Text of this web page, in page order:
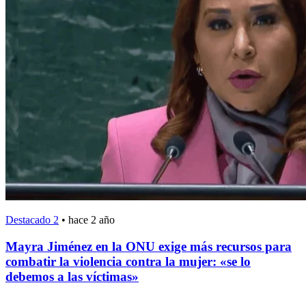
Destacado 2 • hace 2 año
Mayra Jiménez en la ONU exige más recursos para
combatir la violencia contra la mujer: «se lo
debemos a las víctimas»